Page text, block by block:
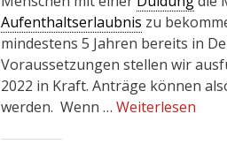
Aufenthaltserlaubnis zu
mindestens 5 Jahren bereits in
Voraussetzungen stellen wir
2022 in Kraft. Anträge können
werden. Wenn … Weiterlesen